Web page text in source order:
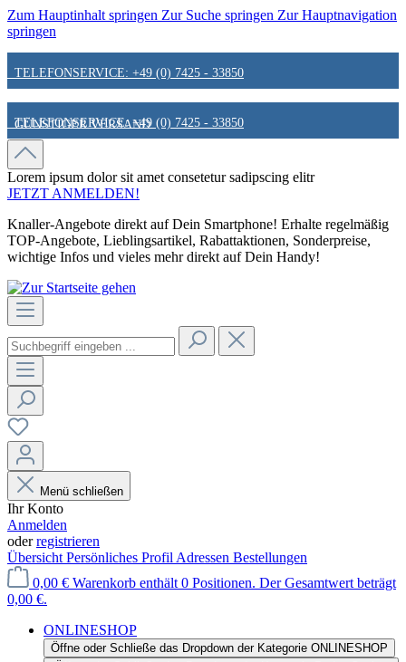
Zum Hauptinhalt springen Zur Suche springen Zur Hauptnavigation
springen
TELEFONSERVICE: +49 (0) 7425 - 33850
GÜNSTIGER VERSAND
FAIR & KUNDENORIENTIERT
HINWEIS ZU STATIONÄREN PREISEN
TELEFONSERVICE: +49 (0) 7425 - 33850
GÜNSTIGER VERSAND
FAIR & KUNDENORIENTIERT
HINWEIS ZU STATIONÄREN PREISEN
Lorem ipsum dolor sit amet consetetur sadipscing elitr
JETZT ANMELDEN!
Knaller-Angebote direkt auf Dein Smartphone! Erhalte regelmäßig
TOP-Angebote, Lieblingsartikel, Rabattaktionen, Sonderpreise,
wichtige Infos und vieles mehr direkt auf Dein Handy!
Menü schließen
Ihr Konto
Anmelden
oderregistrieren
Übersicht Persönliches Profil Adressen Bestellungen
0,00 € Warenkorb enthält 0 Positionen. Der Gesamtwert beträgt
0,00 €.
ONLINESHOP
Öffne oder Schließe das Dropdown der Kategorie ONLINESHOP